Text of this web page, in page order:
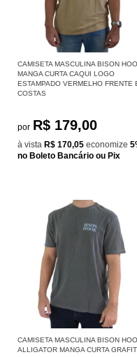
CAMISETA MASCULINA BISON
MANGA CURTA CAQUI LOGO
ESTAMPADO VERMELHO FRENTE
COSTAS
por R$ 179,00
à vista R$ 170,05 economize
no Boleto Bancário ou Pix
CAMISETA MASCULINA BISON
ALLIGATOR MANGA CURTA